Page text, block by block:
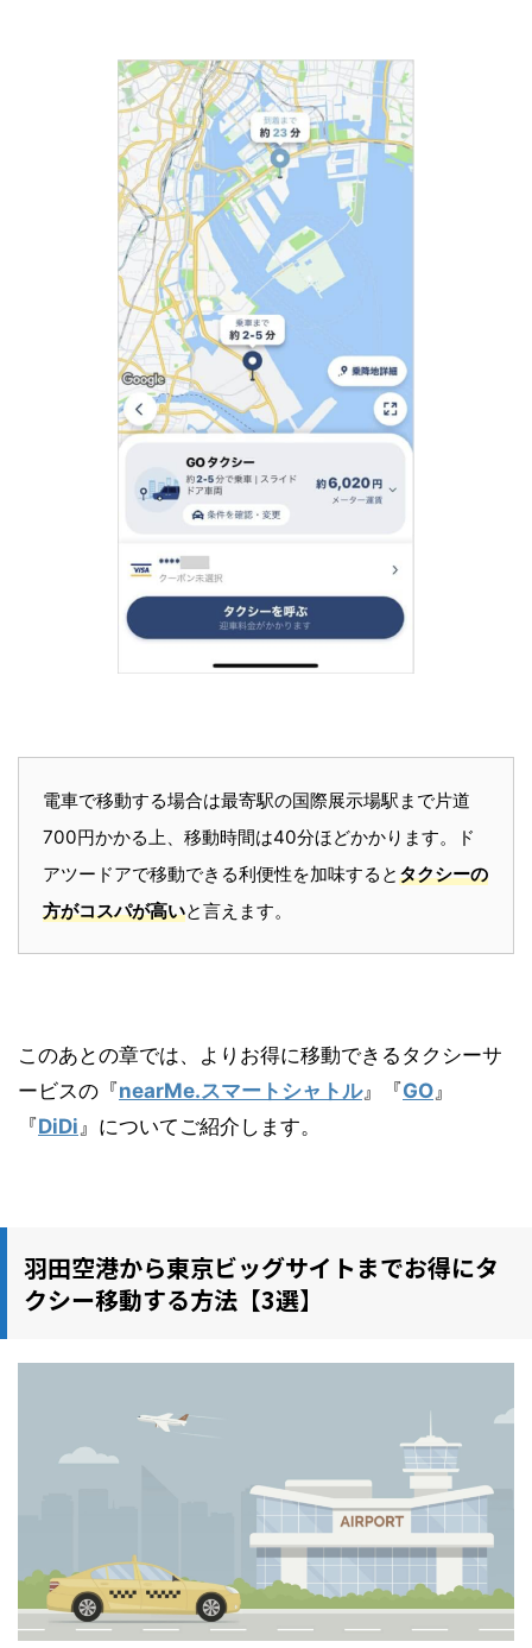
電車で移動する場合は最寄駅の国際展示場駅まで片道
700円かかる上、移動時間は40分ほどかかります。ド
アツードアで移動できる利便性を加味するとタクシーの
方がコスパが高いと言えます。
このあとの章では、よりお得に移動できるタクシーサ
ービスの『nearMe.スマートシャトル』『GO』
『DiDi』についてご紹介します。
羽田空港から東京ビッグサイトまでお得にタ
クシー移動する方法【3選】